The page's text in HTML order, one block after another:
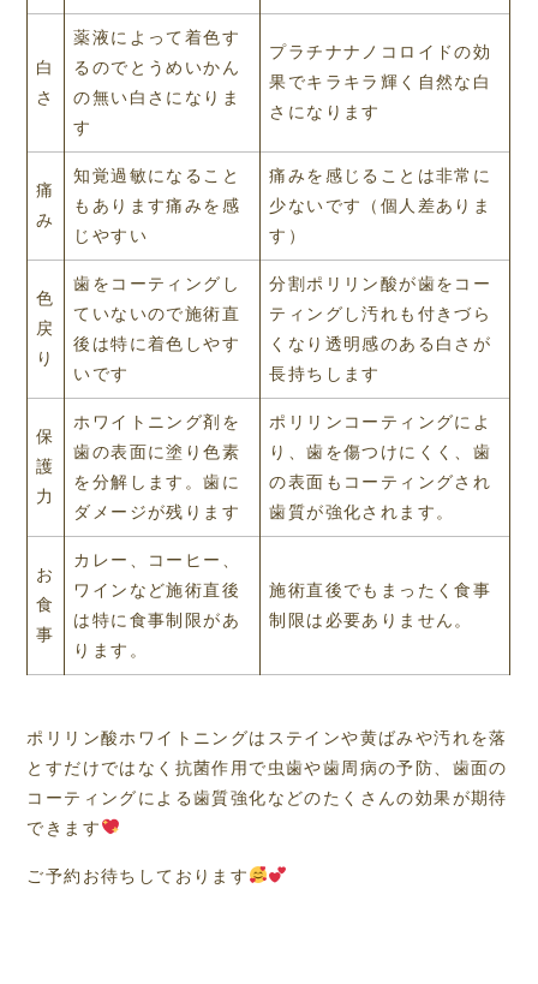
白
さ
薬液によって着色す
るのでとうめいかん
の無い白さになりま
す
プラチナナノコロイドの効
果でキラキラ輝く自然な白
さになります
痛
み
知覚過敏になること
もあります痛みを感
じやすい
痛みを感じることは非常に
少ないです（個人差ありま
す）
色
戻
り
歯をコーティングし
ていないので施術直
後は特に着色しやす
いです
分割ポリリン酸が歯をコー
ティングし汚れも付きづら
くなり透明感のある白さが
長持ちします
保
護
力
ホワイトニング剤を
歯の表面に塗り色素
を分解します。歯に
ダメージが残ります
ポリリンコーティングによ
り、歯を傷つけにくく、歯
の表面もコーティングされ
歯質が強化されます。
お
食
事
カレー、コーヒー、
ワインなど施術直後
は特に食事制限があ
ります。
施術直後でもまったく食事
制限は必要ありません。
ポリリン酸ホワイトニングはステインや黄ばみや汚れを落
とすだけではなく抗菌作用で虫歯や歯周病の予防、歯面の
コーティングによる歯質強化などのたくさんの効果が期待
できます
ご予約お待ちしております